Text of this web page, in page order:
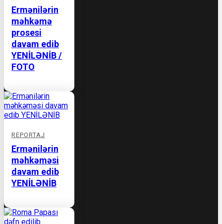
Ermənilərin
məhkəmə
prosesi
davam edib
YENİLƏNİB /
FOTO
REPORTAJ
Ermənilərin
məhkəməsi
davam edib
YENİLƏNİB